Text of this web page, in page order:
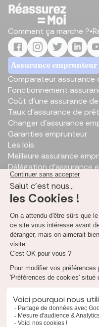
Comment ça marche ?•
Assurance emprunteur
Comparateur assurance
Fonctionnement
Coût d'une assurance
Taux d’assurance de
Changer d'assurance
Garanties emprunteur
Les lois
Meilleure assurance
Délégation d’assurance
Outils de simulation
Simulation de prêt
Annuité d’emprunt
Rachat de prêt immobilier
Calcul des frais de
Capacité d'emprunt
Reste à vivre
Renégocier un prêt
Taux d'endettement
Capital restant dû